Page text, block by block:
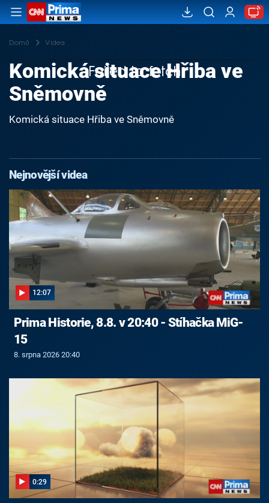
Domů Videa
Failed to fetch
Komická situace Hřiba ve
Sněmovně
Komická situace Hřiba ve Sněmovně
Nejnovější videa
12:07
Prima Historie, 8.8. v 20:40 - Stíhačka MiG-
15
8. srpna 2026 20:40
0:29